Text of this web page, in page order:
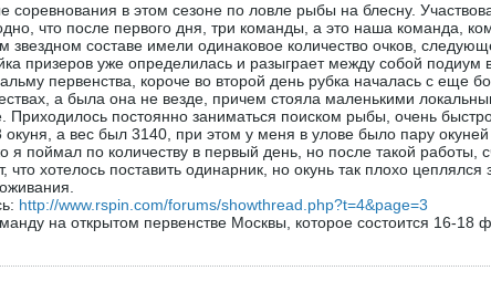
в этом сезоне по ловле рыбы на блесну.
что после первого дня, три команды, а это наша команда,
звездном составе имели одинаковое количество очков,
призеров уже определилась и разыграет между собой
первенства, короче во второй день рубка началась с еще
а была она не везде, причем стояла маленькими
постоянно заниматься поиском рыбы, очень
а вес был 3140, при этом у меня в улове было пару
я поймал по количеству в первый день, но после такой
хотелось поставить одинарник, но окунь так плохо
http://www.rspin.com/forums/showthread.php?t=4&page=3
на открытом первенстве Москвы, которое состоится 16-